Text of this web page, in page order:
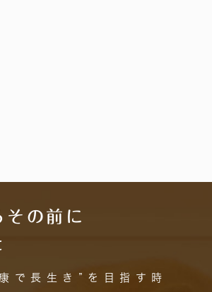
その前に
で長生き”を目指す時